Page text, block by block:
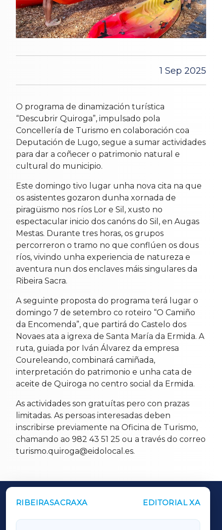
1 Sep 2025
O programa de dinamización turística
“Descubrir Quiroga”, impulsado pola
Concellería de Turismo en colaboración coa
Deputación de Lugo, segue a sumar actividades
para dar a coñecer o patrimonio natural e
cultural do municipio.
Este domingo tivo lugar unha nova cita na que
os asistentes gozaron dunha xornada de
piragüismo nos ríos Lor e Sil, xusto no
espectacular inicio dos canóns do Sil, en Augas
Mestas. Durante tres horas, os grupos
percorreron o tramo no que conflúen os dous
ríos, vivindo unha experiencia de natureza e
aventura nun dos enclaves máis singulares da
Ribeira Sacra.
A seguinte proposta do programa terá lugar o
domingo 7 de setembro co roteiro “O Camiño
da Encomenda”, que partirá do Castelo dos
Novaes ata a igrexa de Santa María da Ermida. A
ruta, guiada por Iván Álvarez da empresa
Coureleando, combinará camiñada,
interpretación do patrimonio e unha cata de
aceite de Quiroga no centro social da Ermida.
As actividades son gratuítas pero con prazas
limitadas. As persoas interesadas deben
inscribirse previamente na Oficina de Turismo,
chamando ao 982 43 51 25 ou a través do correo
turismo.quiroga@eidolocal.es.
RIBEIRASACRAXA EDITORIAL XA
OUTROS PERIÓDICOS